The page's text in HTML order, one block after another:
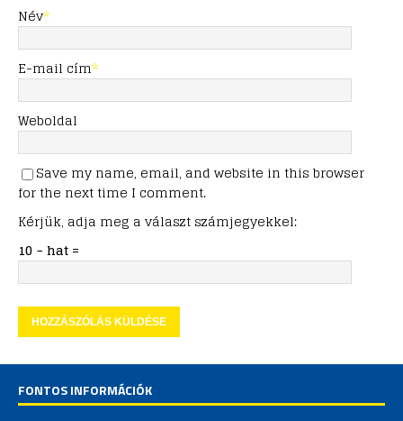
Név*
E-mail cím*
Weboldal
Save my name, email, and website in this browser
for the next time I comment.
Kérjük, adja meg a választ számjegyekkel:
10 − hat =
FONTOS INFORMÁCIÓK